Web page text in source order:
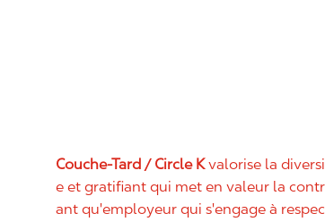
Couche-Tard / Circle Kvalorise la
e et gratifiant qui met en valeur la
ant qu'employeur qui s'engage à